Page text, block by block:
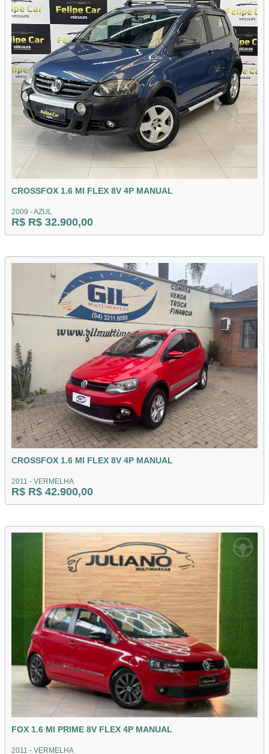
CROSSFOX 1.6 MI FLEX 8V 4P MANUAL
2009 - AZUL
R$ R$ 32.900,00
CROSSFOX 1.6 MI FLEX 8V 4P MANUAL
2011 - VERMELHA
R$ R$ 42.900,00
FOX 1.6 MI PRIME 8V FLEX 4P MANUAL
2011 - VERMELHA